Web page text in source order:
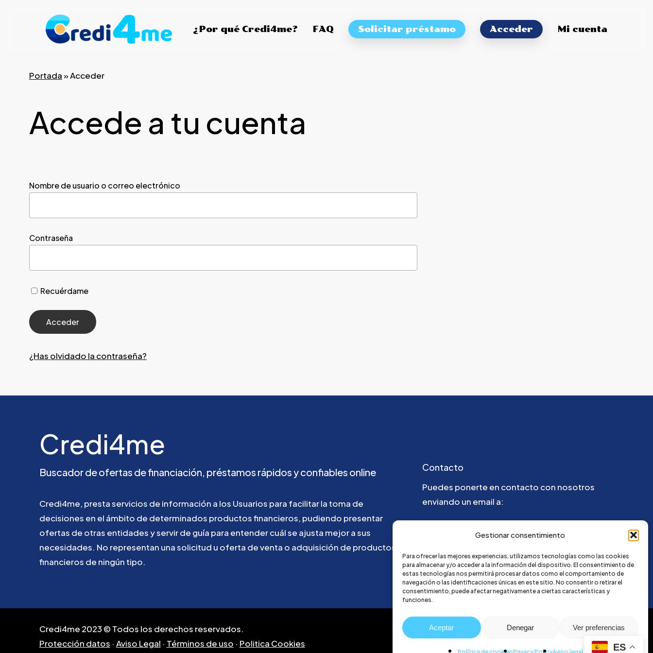
Gestionar consentimiento
Para ofrecer las mejores experiencias, utilizamos tecnologías como las cookies
para almacenar y/o acceder a la información del dispositivo. El consentimiento de
estas tecnologías nos permitirá procesar datos como el comportamiento de
navegación o las identificaciones únicas en este sitio. No consentir o retirar el
consentimiento, puede afectar negativamente a ciertas características y
funciones.
Aceptar Denegar Ver preferencias
¿Por qué Credi4me? FAQ Solicitar préstamo Acceder Mi cuenta
Portada»Acceder
Accede a tu cuenta
Nombre de usuario o correo electrónico
Contraseña
Recuérdame
¿Has olvidado la contraseña?
Credi4me
Buscadordeofertas definanciación, préstamos rápidosyconfiables online
Credi4me, prestaservicios de información a los Usuarios para facilitarla toma de
decisiones en el ámbito de determinados productosfinancieros, pudiendo presentar
ofertas de otras entidadesyservirde guía para entendercuálse ajusta mejorasus
necesidades. No representan unasolicitud u oferta deventa o adquisición de productos
financieros de ningún tipo.
Contacto
Puedes ponerte en contacto con nosotros
enviando un email a:
Credi4me 2023 © Todos los derechos reservados.
Protección datos · Aviso Legal · Términos de uso · Politica Cookies ES